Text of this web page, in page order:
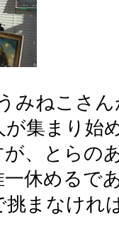
みねこさ
集まり始
、とらの
休めるで
まなけれ